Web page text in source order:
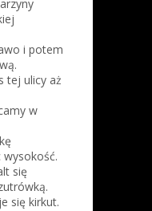
i potem
tej ulicy aż
w
się
się kirkut.